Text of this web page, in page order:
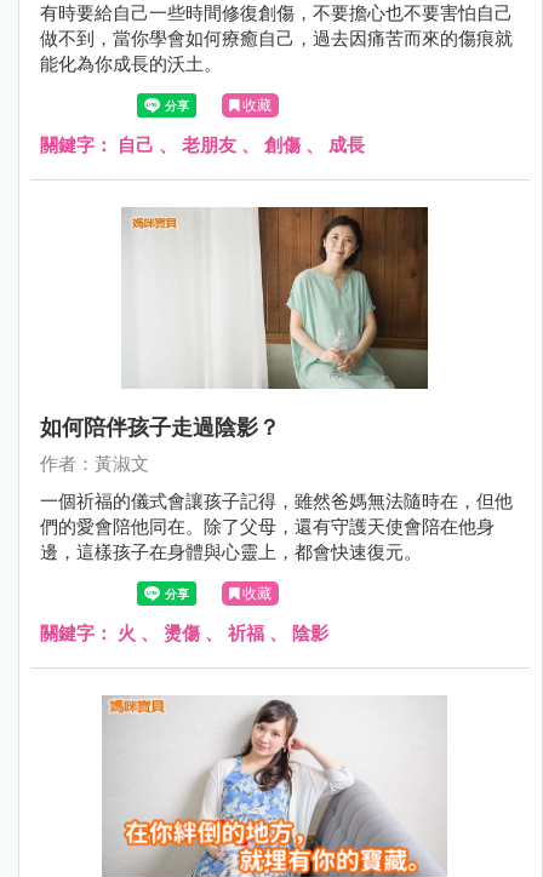
有時要給自己一些時間修復創傷，不要擔心也不要害怕自己
做不到，當你學會如何療癒自己，過去因痛苦而來的傷痕就
能化為你成長的沃土。
收藏
關鍵字： 自己 、 老朋友 、 創傷 、 成長
如何陪伴孩子走過陰影？
作者：黃淑文
一個祈福的儀式會讓孩子記得，雖然爸媽無法隨時在，但他
們的愛會陪他同在。除了父母，還有守護天使會陪在他身
邊，這樣孩子在身體與心靈上，都會快速復元。
收藏
關鍵字： 火 、 燙傷 、 祈福 、 陰影